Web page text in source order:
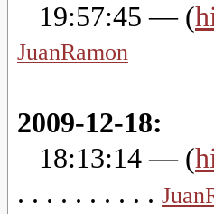
19:57:45 — (
JuanRamon
2009-12-18:
18:13:14 — (
. . . . . . . . . .